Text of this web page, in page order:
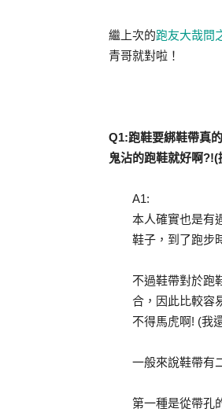
繼上次的跑友大哉問
青哥就對啦！
Q1:跑鞋要綁鞋帶真
鬼沾的跑鞋就好啊
A1:
本人確實也是有
鞋子，到了跑步
不過鞋帶對於跑
合，因此比較容
不得馬虎啊! (我
一般來說鞋帶有
第一種是從帶孔